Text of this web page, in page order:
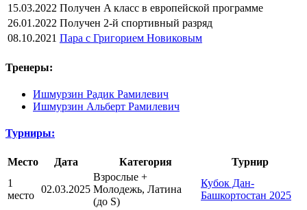
15.03.2022 Получен A класс в европейской программе
26.01.2022 Получен 2-й спортивный разряд
08.10.2021 Пара с Григорием Новиковым
Тренеры:
Ишмурзин Радик Рамилевич
Ишмурзин Альберт Рамилевич
Турниры:
Место Дата Категория
Турнир
1
место
02.03.2025
Взрослые +
Молодежь, Латина
(до S)
Кубок Дан-
Башкортостан 2025